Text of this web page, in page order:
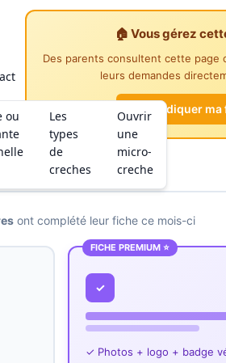
ou
Les
types
de
creches
Ouvrir
une
micro-
creche
🏠 Vous gérez
Des parents consultent cette page
leurs demandes
Revendiquer
ont complété leur fiche ce mois-ci
FICHE PREMIUM ⭐
✓
✓ Photos + logo + badge